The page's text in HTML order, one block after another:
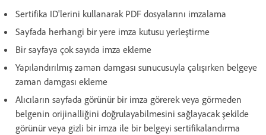
Sertifika ID'lerini kullanarak PDF dosyalarını imzalama
Sayfada herhangi bir yere imza kutusu yerleştirme
Bir sayfaya çok sayıda imza ekleme
Yapılandırılmış zaman damgası sunucusuyla çalışırken belgeye
zaman damgası ekleme
Alıcıların sayfada görünür bir imza görerek veya görmeden
belgenin orijinalliğini doğrulayabilmesini sağlayacak şekilde
görünür veya gizli bir imza ile bir belgeyi sertifikalandırma